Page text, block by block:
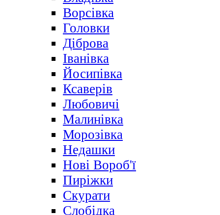
Ворсівка
Головки
Діброва
Іванівка
Йосипівка
Ксаверів
Любовичі
Малинівка
Морозівка
Недашки
Нові Вороб'ї
Пиріжки
Скурати
Слобідка